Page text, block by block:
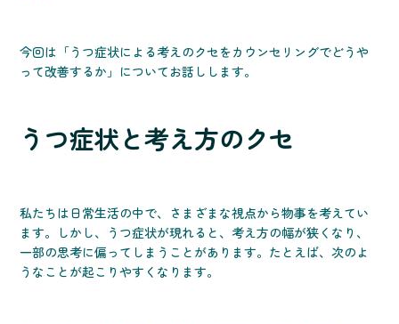
今回は「うつ症状による考えのクセをカウンセリングでどうや
って改善するか」についてお話しします。
うつ症状と考え方のクセ
私たちは日常生活の中で、さまざまな視点から物事を考えてい
ます。しかし、うつ症状が現れると、考え方の幅が狭くなり、
一部の思考に偏ってしまうことがあります。たとえば、次のよ
うなことが起こりやすくなります。